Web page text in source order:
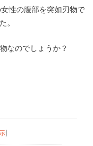
性の腹部を突如刃物で
。
なのでしょうか？
]